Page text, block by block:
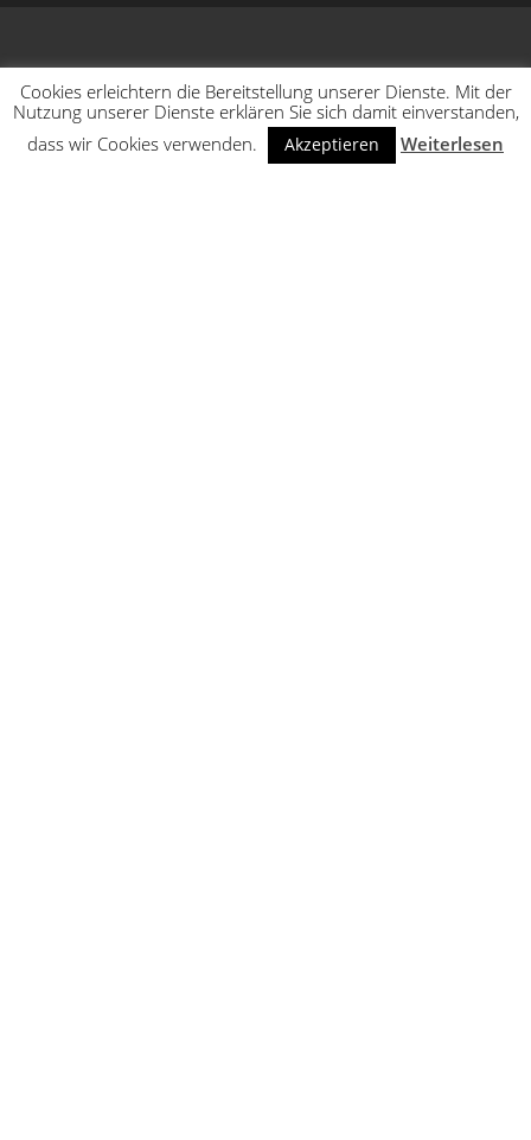
Cookies erleichtern die Bereitstellung unserer Dienste. Mit der
Nutzung unserer Dienste erklären Sie sich damit einverstanden,
dass wir Cookies verwenden.
Akzeptieren Weiterlesen